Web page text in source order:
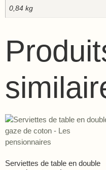
0,84 kg
Serviettes de table en double